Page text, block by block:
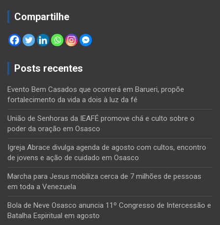
Compartilhe
Posts recentes
Evento Bem Casados que ocorrerá em Barueri, propõe
fortalecimento da vida a dois à luz da fé
União de Senhoras da IEAFÉ promove chá e culto sobre o
poder da oração em Osasco
Igreja Abrace divulga agenda de agosto com cultos, encontro
de jovens e ação de cuidado em Osasco
Marcha para Jesus mobiliza cerca de 7 milhões de pessoas
em toda a Venezuela
Bola de Neve Osasco anuncia 11º Congresso de Intercessão e
Batalha Espiritual em agosto